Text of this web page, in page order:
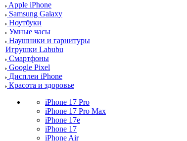
Apple iPhone
Samsung Galaxy
Ноутбуки
Умные часы
Наушники и гарнитуры
Игрушки Labubu
Смартфоны
Google Pixel
Дисплеи iPhone
Красота и здоровье
iPhone 17 Pro
iPhone 17 Pro Max
iPhone 17e
iPhone 17
iPhone Air